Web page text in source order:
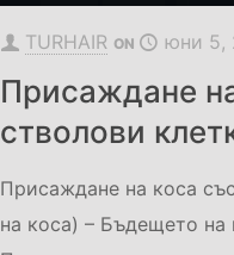
TURHAIR ON юни 5,
Присаждане
стволови
Присаждане на коса
на коса) – Бъдещето на